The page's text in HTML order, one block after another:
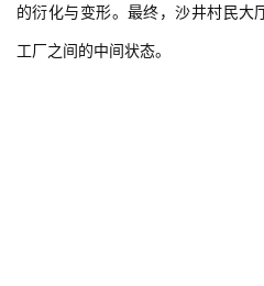
的衍化与变形。最终，沙井村民大
工厂之间的中间状态。